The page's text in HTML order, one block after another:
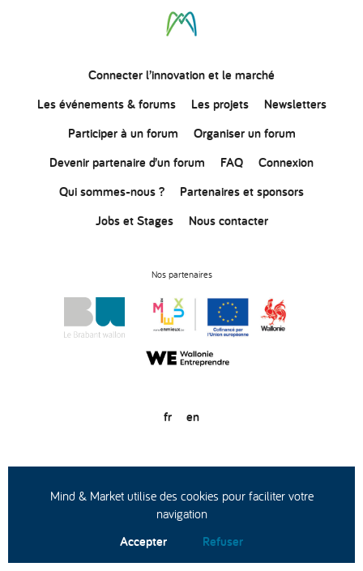
Connecterl’innovationet le marché
Les événements & forums
Les projets
Newsletters
Participer à un forum
Organiser un forum
Devenir partenaire d’un forum
FAQ
Connexion
Qui sommes-nous ?
Partenaires et sponsors
Jobs et Stages
Nous contacter
Nos partenaires
fr en
© Copyright 2020
Conditions générales d’utilisation
Protection des données
Mind & Market utilise des cookies pour faciliter votre
navigation
Accepter Refuser